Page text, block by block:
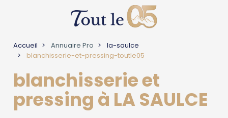
Accueil Annuaire Pro
la-saulce
blanchisserie-et-pressing-toutle05
blanchisserie et
pressing à LA SAULCE